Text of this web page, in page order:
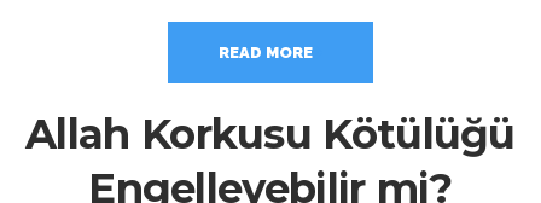
READ MORE
Allah Korkusu Kötülüğü
Engelleyebilir mi?